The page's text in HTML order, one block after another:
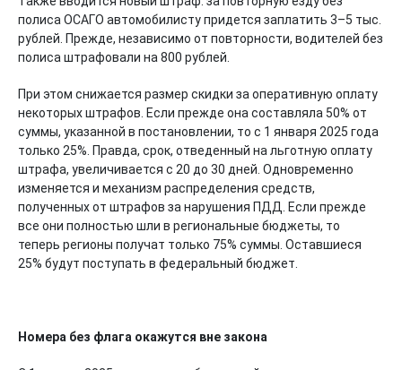
полиса ОСАГО автомобилисту придется заплатить 3–5 тыс.
рублей. Прежде, независимо от повторности, водителей без
полиса штрафовали на 800 рублей.
При этом снижается размер скидки за оперативную оплату
некоторых штрафов. Если прежде она составляла 50% от
суммы, указанной в постановлении, то с 1 января 2025 года
только 25%. Правда, срок, отведенный на льготную оплату
штрафа, увеличивается с 20 до 30 дней. Одновременно
изменяется и механизм распределения средств,
полученных от штрафов за нарушения ПДД. Если прежде
все они полностью шли в региональные бюджеты, то
теперь регионы получат только 75% суммы. Оставшиеся
25% будут поступать в федеральный бюджет.
Номера без флага окажутся вне закона